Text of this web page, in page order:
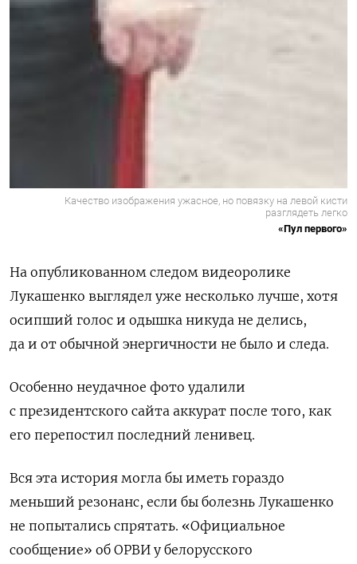
Качество изображения ужасное, но повязку на левой кисти
разглядеть легко
«Пул первого»
На опубликованном следом видеоролике
Лукашенко выглядел уже несколько лучше, хотя
осипший голос и одышка никуда не делись,
да и от обычной энергичности не было и следа.
Особенно неудачное фото удалили
с президентского сайта аккурат после того, как
его перепостил последний ленивец.
Вся эта история могла бы иметь гораздо
меньший резонанс, если бы болезнь Лукашенко
не попытались спрятать. «Официальное
сообщение» об ОРВИ у белорусского